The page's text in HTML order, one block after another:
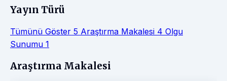
Yayın Türü
Tümünü Göster 5 Araştırma Makalesi 4 Olgu
Sunumu 1
Makaleler
Araştırma Makalesi